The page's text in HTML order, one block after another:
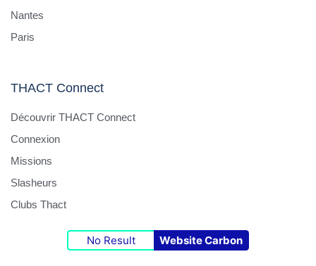
Nantes
Paris
THACT Connect
Découvrir THACT Connect
Connexion
Missions
Slasheurs
Clubs Thact
No Result Website Carbon